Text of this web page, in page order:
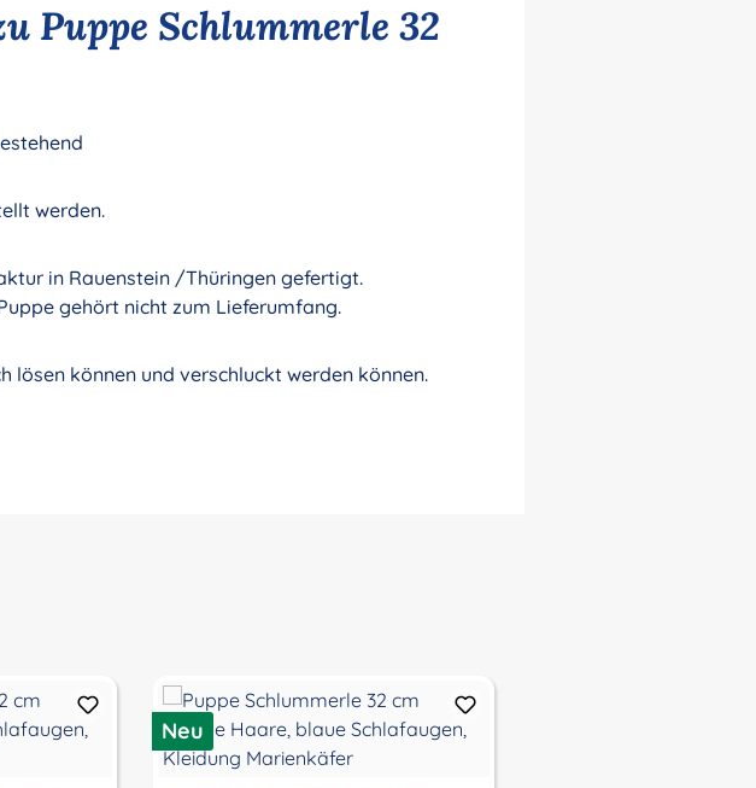
Puppe Schlummerle 32
werden.
in Rauenstein /Thüringen gefertigt.
gehört nicht zum Lieferumfang.
lösen können und verschluckt werden können.
Neu